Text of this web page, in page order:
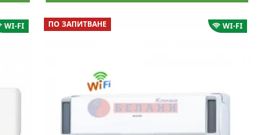
WI-FI WI-FI
ПО ЗАПИТВАНЕ